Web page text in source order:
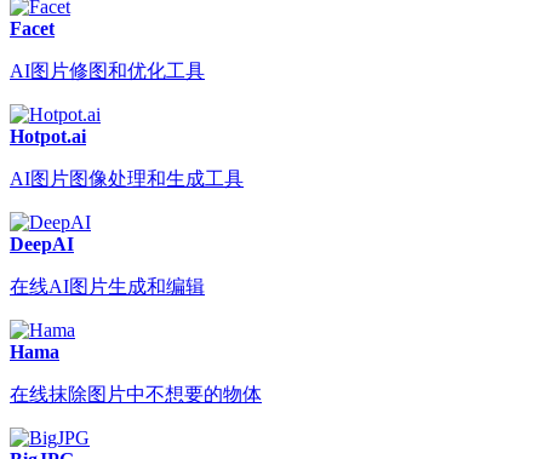
Facet
AI图片修图和优化工具
Hotpot.ai
AI图片图像处理和生成工具
DeepAI
在线AI图片生成和编辑
Hama
在线抹除图片中不想要的物体